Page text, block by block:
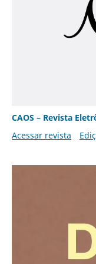
CAOS – Revista
Acessar revista